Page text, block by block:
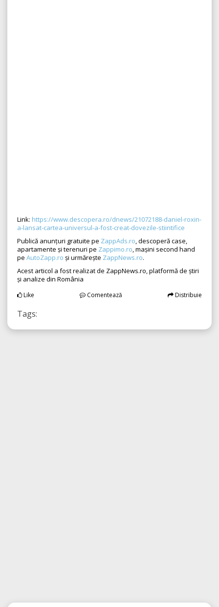
Link: https://www.descopera.ro/dnews/21072188-daniel-roxin-
a-lansat-cartea-universul-a-fost-creat-dovezile-stiintifice
Publică anunțuri gratuite pe ZappAds.ro, descoperă case,
apartamente și terenuri pe Zappimo.ro, mașini second hand
pe AutoZapp.ro și urmărește ZappNews.ro.
Acest articol a fost realizat de ZappNews.ro, platformă de știri
și analize din România
Like Comentează Distribuie
Tags: